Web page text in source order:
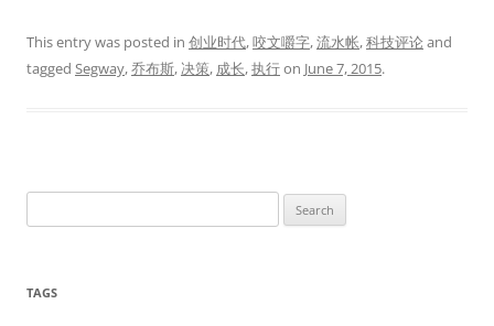
This entry was posted in 创业时代,咬文嚼字,流水帐,科技评论and
tagged Segway,乔布斯,决策, 成长,执行on June 7, 2015.
for:
TAGS